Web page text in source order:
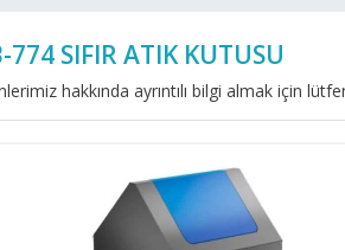
774 SIFIR ATIK KUTUSU
hakkında ayrıntılı bilgi almak için